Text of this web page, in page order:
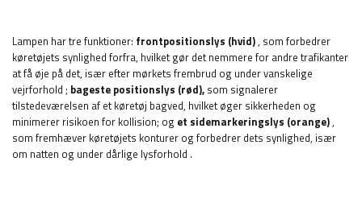
Lampen har tre funktioner: frontpositionslys (hvid), som forbedrer
køretøjets synlighed forfra, hvilket gør det nemmere for andre trafikanter
at få øje på det, især efter mørkets frembrud og under vanskelige
vejrforhold ; bageste positionslys (rød), som signalerer
tilstedeværelsen af ​​et køretøj bagved, hvilket øger sikkerheden og
minimerer risikoen for kollision; og et sidemarkeringslys (orange),
som fremhæver køretøjets konturer og forbedrer dets synlighed, især
om natten og under dårlige lysforhold .